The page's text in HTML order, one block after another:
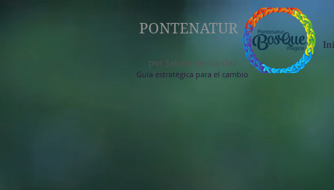
PONTENATUR
por Sabela Bernárdez
Guía estratégica para el cambio